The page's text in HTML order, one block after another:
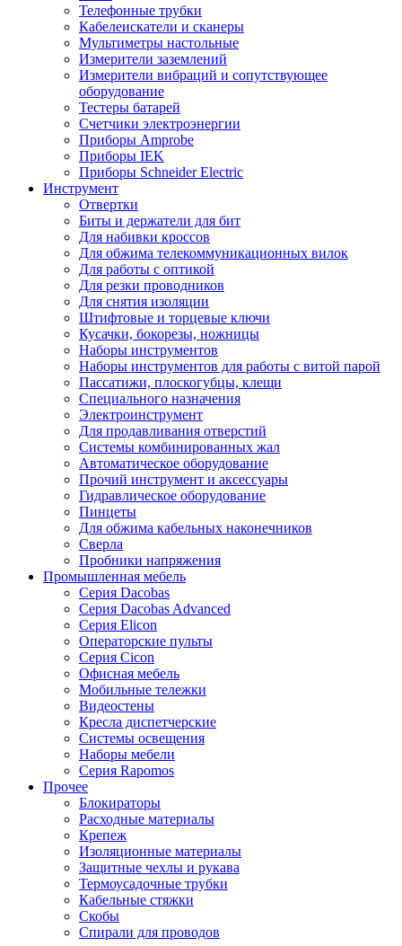
Телефонные трубки
Кабелеискатели и сканеры
Мультиметры настольные
Измерители заземлений
Измерители вибраций и сопутствующее
оборудование
Тестеры батарей
Счетчики электроэнергии
Приборы Amprobe
Приборы IEK
Приборы Schneider Electric
Инструмент
Отвертки
Биты и держатели для бит
Для набивки кроссов
Для обжима телекоммуникационных вилок
Для работы с оптикой
Для резки проводников
Для снятия изоляции
Штифтовые и торцевые ключи
Кусачки, бокорезы, ножницы
Наборы инструментов
Наборы инструментов для работы с витой парой
Пассатижи, плоскогубцы, клещи
Специального назначения
Электроинструмент
Для продавливания отверстий
Системы комбинированных жал
Автоматическое оборудование
Прочий инструмент и аксессуары
Гидравлическое оборудование
Пинцеты
Для обжима кабельных наконечников
Сверла
Пробники напряжения
Промышленная мебель
Серия Dacobas
Серия Dacobas Advanced
Серия Elicon
Операторские пульты
Серия Cicon
Офисная мебель
Мобильные тележки
Видеостены
Кресла диспетчерские
Системы освещения
Наборы мебели
Серия Rapomos
Прочее
Блокираторы
Расходные материалы
Крепеж
Изоляционные материалы
Защитные чехлы и рукава
Термоусадочные трубки
Кабельные стяжки
Скобы
Спирали для проводов